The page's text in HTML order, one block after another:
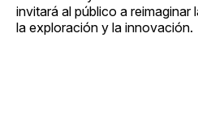
invitará al público a reimaginar
la exploración y la innovación.